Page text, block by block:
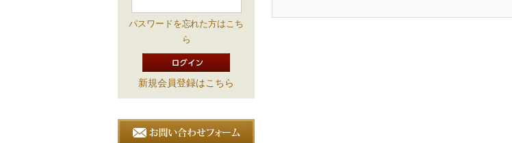
パスワードを忘れた方はこち
ら
新規会員登録はこちら